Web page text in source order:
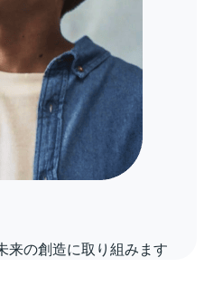
来の創造に取り組みます